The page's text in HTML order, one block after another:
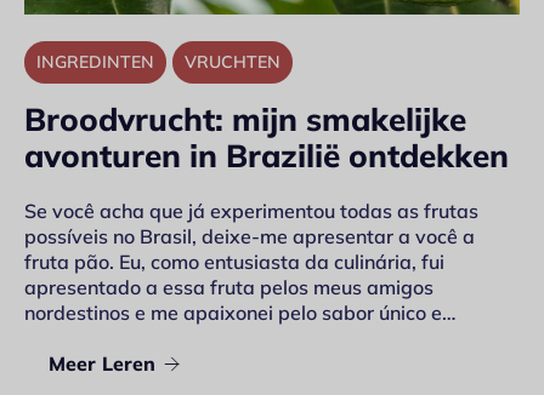
INGREDINTEN VRUCHTEN
Broodvrucht: mijn smakelijke
avonturen in Brazilië ontdekken
Se você acha que já experimentou todas as frutas
possíveis no Brasil, deixe-me apresentar a você a
fruta pão. Eu, como entusiasta da culinária, fui
apresentado a essa fruta pelos meus amigos
nordestinos e me apaixonei pelo sabor único e…
Meer Leren